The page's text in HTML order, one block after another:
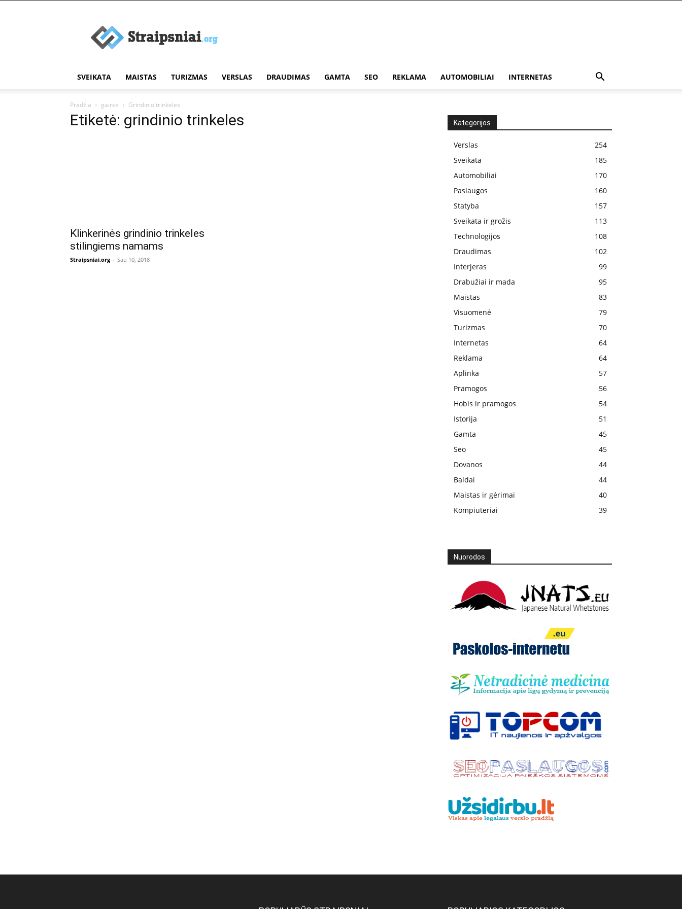
straipsniai
SVEIKATA MAISTAS TURIZMAS VERSLAS DRAUDIMAS GAMTA SEO REKLAMA AUTOMOBILIAI INTERNETAS
Pradžia gairės Grindinio trinkeles
Etiketė: grindinio trinkeles
Klinkerinės grindinio trinkeles
stilingiems namams
Straipsniai.org - Sau 10, 2018
Kategorijos
Verslas
254
Sveikata
185
Automobiliai
170
Paslaugos
160
Statyba
157
Sveikata ir grožis
113
Technologijos
108
Draudimas
102
Interjeras
99
Drabužiai ir mada
95
Maistas
83
Visuomenė
79
Turizmas
70
Internetas
64
Reklama
64
Aplinka
57
Pramogos
56
Hobis ir pramogos
54
Istorija
51
Gamta
45
Seo
45
Dovanos
44
Baldai
44
Maistas ir gėrimai
40
Kompiuteriai
39
Nuorodos